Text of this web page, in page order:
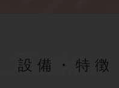
設備・特徴